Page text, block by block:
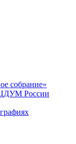
собрание»
ЦДУМ России